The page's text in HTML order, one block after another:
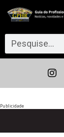
Publicidade